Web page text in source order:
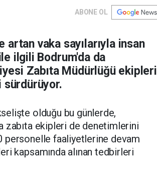
ABONE OL
vaka sayılarıyla insan
ilgili Bodrum'da da
Zabıta Müdürlüğü ekipleri
olduğu bu günlerde,
zabıta ekipleri de denetimlerini
personelle faaliyetlerine devam
kapsamında alınan tedbirleri